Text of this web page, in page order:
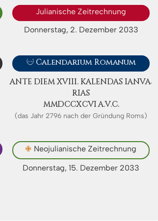
Julianische Zeitrechnung
Donnerstag, 2. Dezember 2033
 Calendarium Romanum
ANTE DIEM XVIII. KA­LEN­DAS IA­NV­A­
RI­AS
ⅯⅯⅮⅭⅭⅩⅭⅥ A.V.C.
(das Jahr 2796 nach der Gründung Roms)
✙ Neojulianische Zeitrechnung
Donnerstag, 15. Dezember 2033